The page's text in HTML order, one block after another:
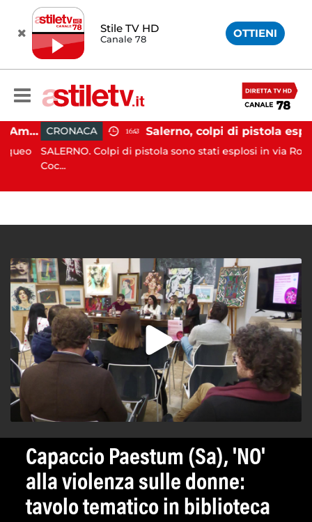
Stile TV HD
Canale 78 OTTIENI
Gozzo affonda in Costiera Amalfitana: occupanti soccorsi da altri natanti CRONACA 16:43
SALERNO. Colpi di pistola sono stati esplosi in via Rocco
Coc...
Capaccio Paestum (Sa), 'NO'
alla violenza sulle donne:
tavolo tematico in biblioteca